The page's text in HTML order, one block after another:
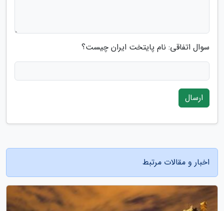
سوال اتفاقی: نام پایتخت ایران چیست؟
ارسال
اخبار و مقالات مرتبط